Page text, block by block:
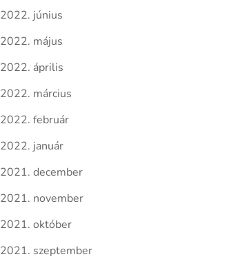
2022. június
2022. május
2022. április
2022. március
2022. február
2022. január
2021. december
2021. november
2021. október
2021. szeptember